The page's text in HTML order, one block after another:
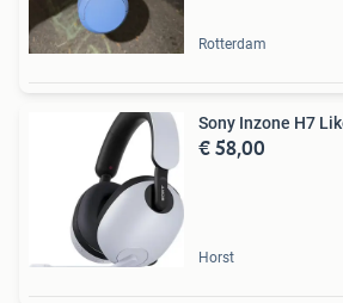
Rotterdam
Sony Inzone H7
€ 58,00
Horst